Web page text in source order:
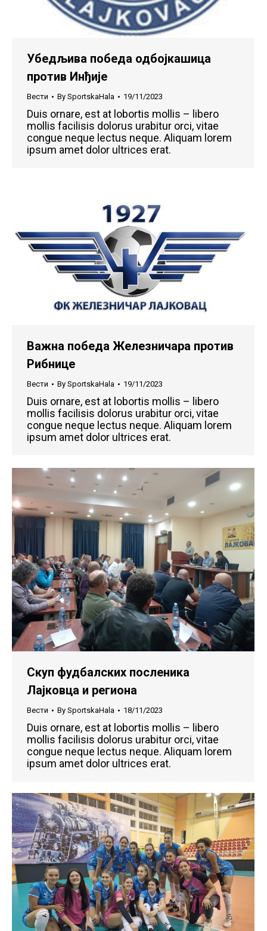
Убедљива победа одбојкашица
против Инђије
Вести By SportskaHala 19/11/2023
Duis ornare, est at lobortis mollis – libero
mollis facilisis dolorus urabitur orci, vitae
congue neque lectus neque. Aliquam lorem
ipsum amet dolor ultrices erat.
Важна победа Железничара против
Рибнице
Вести By SportskaHala 19/11/2023
Duis ornare, est at lobortis mollis – libero
mollis facilisis dolorus urabitur orci, vitae
congue neque lectus neque. Aliquam lorem
ipsum amet dolor ultrices erat.
Скуп фудбалских посленика
Лајковца и региона
Вести By SportskaHala 18/11/2023
Duis ornare, est at lobortis mollis – libero
mollis facilisis dolorus urabitur orci, vitae
congue neque lectus neque. Aliquam lorem
ipsum amet dolor ultrices erat.